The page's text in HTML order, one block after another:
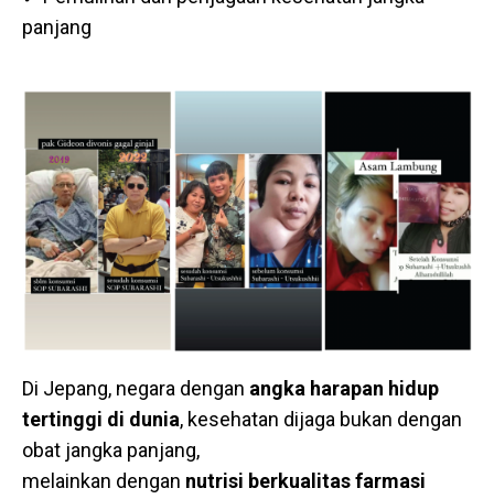
panjang
Di Jepang, negara dengan angka harapan hidup
tertinggi di dunia, kesehatan dijaga bukan dengan
obat jangka panjang,
melainkan dengan nutrisi berkualitas farmasi